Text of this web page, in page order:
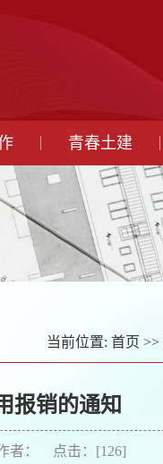
青春土建
当前位置: 首页 >>
报销的通知
者： 点击：[126]